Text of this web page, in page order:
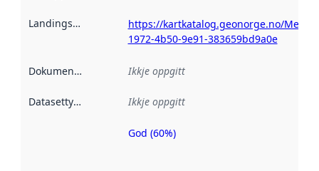
Landingsside
https://kartkatalog.geonorge.no/
1972-4b50-9e91-383659bd9a0e
Dokumentasjon Ikkje oppgitt
Datasettype Ikkje oppgitt
Metadatakvalitet
God (60%)